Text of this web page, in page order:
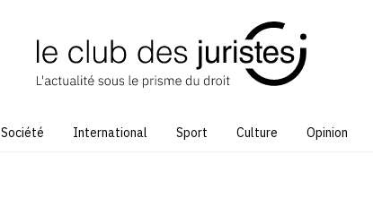
Société International Sport Culture Opinion